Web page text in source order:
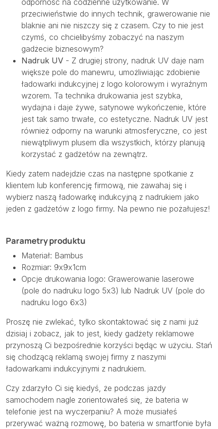
odporność na codzienne użytkowanie. W
przeciwieństwie do innych technik, grawerowanie nie
blaknie ani nie niszczy się z czasem. Czy to nie jest
czymś, co chcielibyśmy zobaczyć na naszym
gadżecie biznesowym?
Nadruk UV - Z drugiej strony, nadruk UV daje nam
większe pole do manewru, umożliwiając zdobienie
ładowarki indukcyjnej z logo kolorowym i wyraźnym
wzorem. Ta technika drukowania jest szybka,
wydajna i daje żywe, satynowe wykończenie, które
jest tak samo trwałe, co estetyczne. Nadruk UV jest
również odporny na warunki atmosferyczne, co jest
niewątpliwym plusem dla wszystkich, którzy planują
korzystać z gadżetów na zewnątrz.
Kiedy zatem nadejdzie czas na następne spotkanie z
klientem lub konferencję firmową, nie zawahaj się i
wybierz naszą ładowarkę indukcyjną z nadrukiem jako
jeden z gadżetów z logo firmy. Na pewno nie pożałujesz!
Parametry produktu
Materiał: Bambus
Rozmiar: 9x9x1cm
Opcje drukowania logo: Grawerowanie laserowe
(pole do nadruku logo 5x3) lub Nadruk UV (pole do
nadruku logo 6x3)
Proszę nie zwlekać, tylko skontaktować się z nami już
dzisiaj i zobacz, jak to jest, kiedy gadżety reklamowe
przynoszą Ci bezpośrednie korzyści będąc w użyciu. Stań
się chodzącą reklamą swojej firmy z naszymi
ładowarkami indukcyjnymi z nadrukiem.
Czy zdarzyło Ci się kiedyś, że podczas jazdy
samochodem nagle zorientowałeś się, że bateria w
telefonie jest na wyczerpaniu? A może musiałeś
przerywać ważną rozmowę, bo bateria w smartfonie była